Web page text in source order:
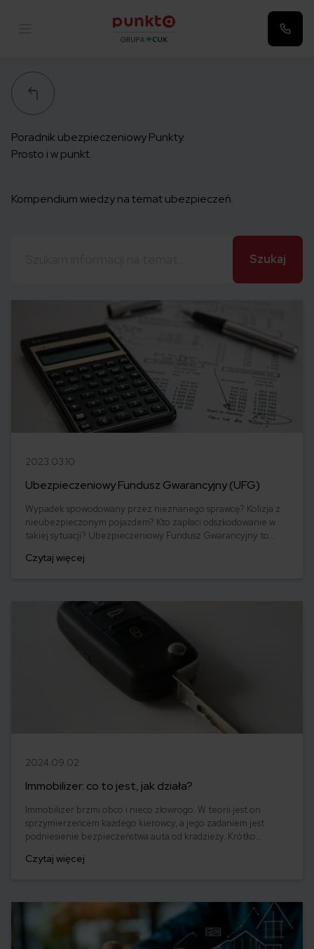
Poradnik ubezpieczeniowy Punkty.
Prosto i w punkt.
Kompendium wiedzy na temat ubezpieczeń.
2023.03.10
Ubezpieczeniowy Fundusz Gwarancyjny (UFG)
Wypadek spowodowany przez nieznanego sprawcę? Kolizja z
nieubezpieczonym pojazdem? Kto zapłaci odszkodowanie w
takiej sytuacji? Ubezpieczeniowy Fundusz Gwarancyjny to
sprawdza, w jakich przypadkach możesz spotkać się z UFG!
Czytaj więcej
2024.09.02
Immobilizer: co to jest, jak działa?
Immobilizer brzmi obco i nieco złowrogo. W teorii jest on
sprzymierzeńcem każdego kierowcy, a jego zadaniem jest
podniesienie bezpieczeństwa auta od kradzieży. Krótko
W praktyce jednak potrafi on przysporzyć kierowcy niemałych
Czytaj więcej